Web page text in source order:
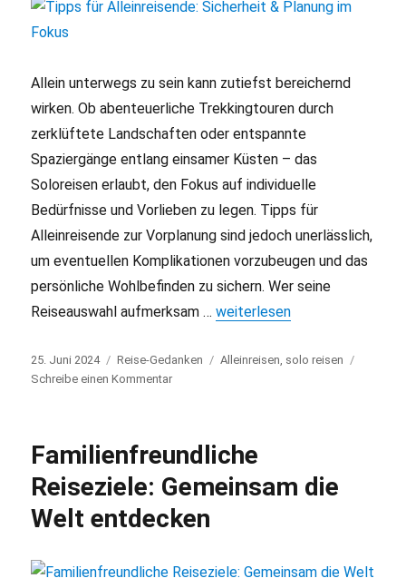
Allein unterwegs zu sein kann zutiefst bereichernd
wirken. Ob abenteuerliche Trekkingtouren durch
zerklüftete Landschaften oder entspannte
Spaziergänge entlang einsamer Küsten – das
Soloreisen erlaubt, den Fokus auf individuelle
Bedürfnisse und Vorlieben zu legen. Tipps für
Alleinreisende zur Vorplanung sind jedoch unerlässlich,
um eventuellen Komplikationen vorzubeugen und das
persönliche Wohlbefinden zu sichern. Wer seine
Reiseauswahl aufmerksam …„Tipps für Alleinreisende:
weiterlesen
Veröffentlicht
am
25. Juni 2024 Kategorien
Reise-Gedanken Schlagwörter
Alleinreisen solo reisen
Schreibe einen Kommentar
Sicherheit
Planung
im
Fokus
Familienfreundliche
Reiseziele: Gemeinsam die
Welt entdecken